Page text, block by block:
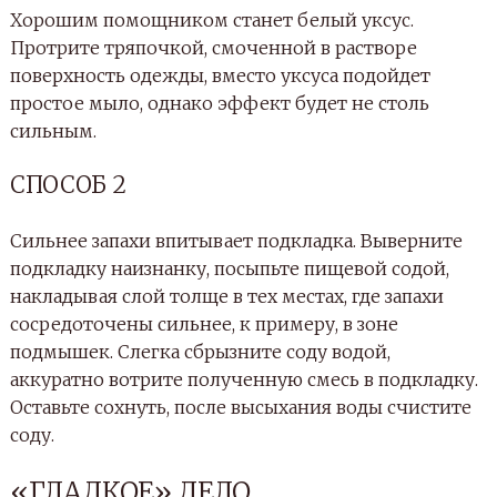
Хорошим помощником станет белый уксус.
Протрите тряпочкой, смоченной в растворе
поверхность одежды, вместо уксуса подойдет
простое мыло, однако эффект будет не столь
сильным.
СПОСОБ 2
Сильнее запахи впитывает подкладка. Выверните
подкладку наизнанку, посыпьте пищевой содой,
накладывая слой толще в тех местах, где запахи
сосредоточены сильнее, к примеру, в зоне
подмышек. Слегка сбрызните соду водой,
аккуратно вотрите полученную смесь в подкладку.
Оставьте сохнуть, после высыхания воды счистите
соду.